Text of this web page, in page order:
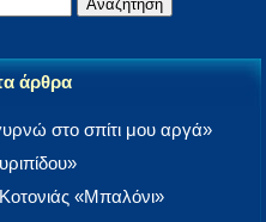
άρθρα
στο σπίτι μου αργά»
«Μπαλόνι»